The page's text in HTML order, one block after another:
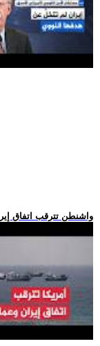
.. واشنطن تترقب اتفاق